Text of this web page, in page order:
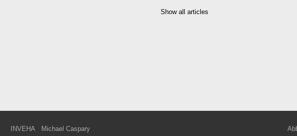
Show all articles
INVEHA
Michael Caspary